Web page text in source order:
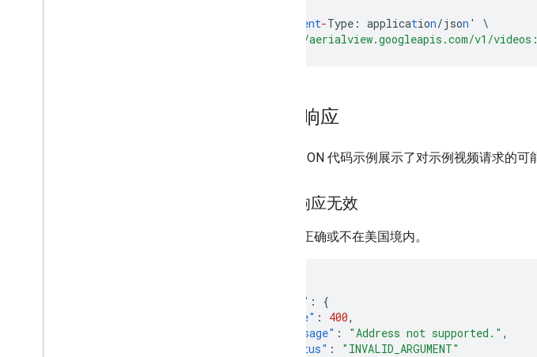
ntent-Type : application/json '
\
"https://aerialview.googleapis.com/v1/
示例响应
以下 JSON 代码示例展示了对示例视频请求的可
地址响应无效
地址不正确或不在美国境内。
"error" :
{
"code" : 400,
"message" : "Address not supported." ,
"status" :
"INVALID_ARGUMENT"